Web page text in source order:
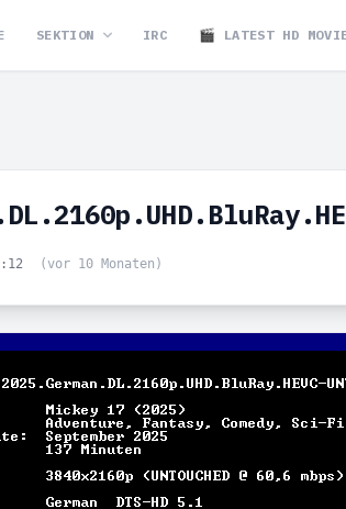
SEKTION IRC 🎬 LATEST HD
(vor 10 Monaten)